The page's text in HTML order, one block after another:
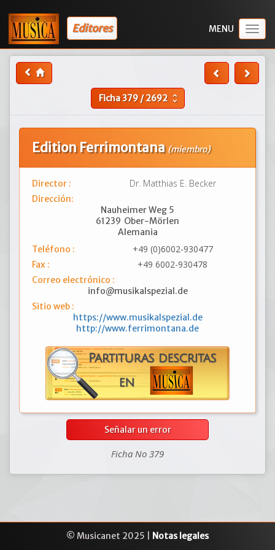
Editores
Ficha379/2692 unfold_more
Edition Ferrimontana (miembro)
Director : Dr. Matthias E. Becker
Dirección:
Nauheimer Weg 5
61239 Ober-Mörlen
Alemania
Teléfono :
+49 (0)6002-930477
Fax : +49 6002-930478
Correo electrónico :
info@musikalspezial.de
Sitio web :
https://www.musikalspezial.de
http://www.ferrimontana.de
Señalar un error
Ficha No 379
© Musicanet 2025 | Notas legales